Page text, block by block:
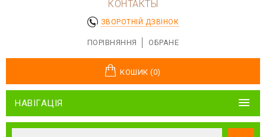
КОНТАКТЫ
ЗВОРОТНІЙ ДЗВІНОК
ПОРІВНЯННЯ ОБРАНЕ
КОШИК (0)
НАВІГАЦІЯ